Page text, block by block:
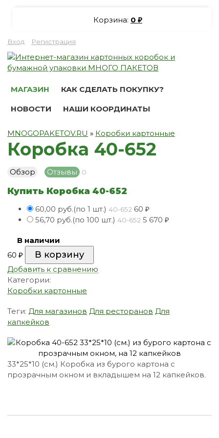
Корзина: 0 ₽
Вход Регистрация
МАГАЗИН КАК СДЕЛАТЬ ПОКУПКУ?
НОВОСТИ НАШИ КООРДИНАТЫ
MNOGOPAKETOV.RU » Коробки картонные
Коробка 40-652
Обзор Отзывы 0
Купить Коробка 40-652
60,00 руб.(по 1 шт.) 40-652 60 ₽
56,70 руб.(по 100 шт.) 40-652 5 670 ₽
В наличии
60 ₽
Добавить к сравнению
Категории:
Коробки картонные
Теги: Для магазинов Для ресторанов Для
капкейков
33*25*10 (см.) Коробка из бурого картона с
прозрачным окном и вкладышем на 12 капкейков.